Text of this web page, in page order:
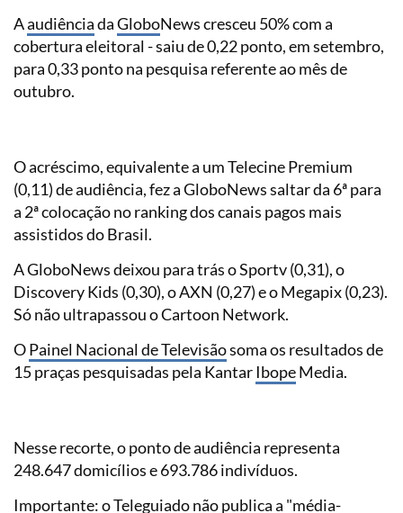
AaudiênciadaGloboNews cresceu 50% com a
cobertura eleitoral - saiu de 0,22 ponto, em setembro,
para 0,33 ponto na pesquisa referente ao mês de
outubro.
O acréscimo, equivalente a um Telecine Premium
(0,11) de audiência, fez a GloboNews saltar da 6ª para
a 2ª colocação no ranking dos canais pagos mais
assistidos do Brasil.
A GloboNews deixou para trás o Sportv (0,31), o
Discovery Kids (0,30), o AXN (0,27) e o Megapix (0,23).
Só não ultrapassou o Cartoon Network.
OPainel Nacional de Televisãosoma os resultados de
15 praças pesquisadas pela KantarIbopeMedia.
Nesse recorte, o ponto de audiência representa
248.647 domicílios e 693.786 indivíduos.
Importante: o Teleguiado não publica a "média-